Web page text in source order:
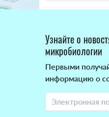
Узнайте о
микробиологии
Первыми
информацию о